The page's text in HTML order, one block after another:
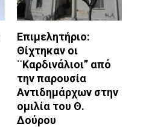
Επιμελητήριο:
Θίχτηκαν οι
¨Καρδινάλιοι” από
την παρουσία
Αντιδημάρχων στην
ομιλία του Θ.
Δούρου